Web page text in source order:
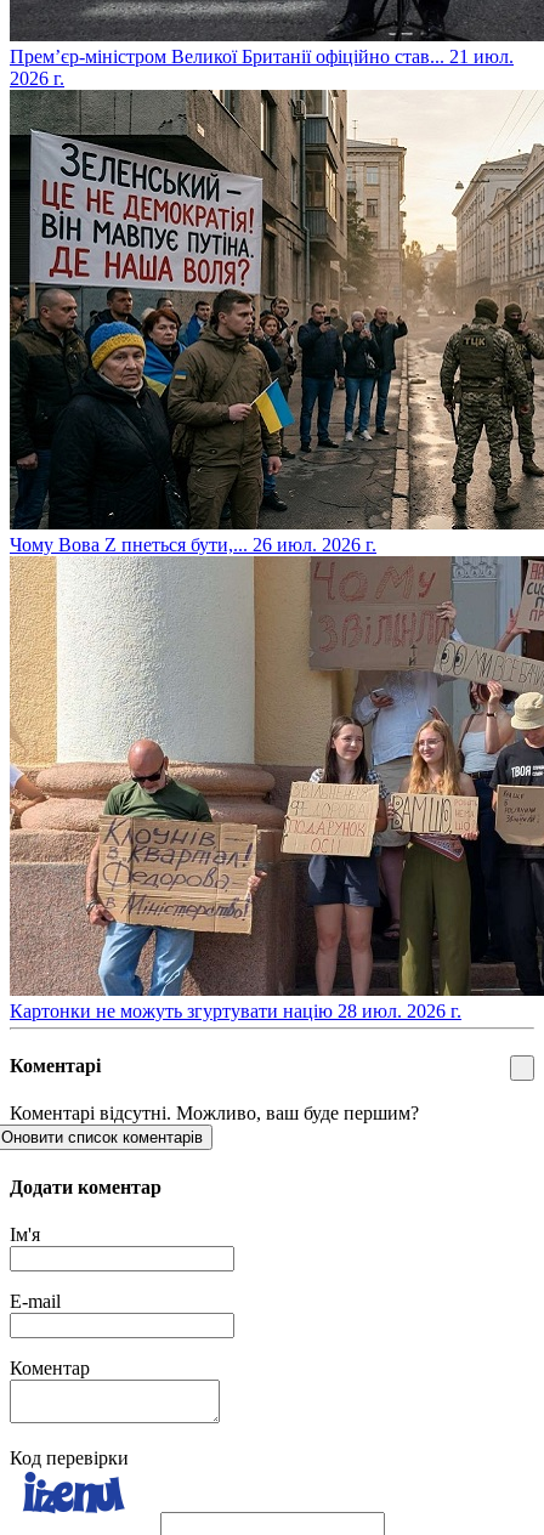
​Прем’єр-міністром Великої Британії офіційно став... 21 июл.
2026 г.
​Чому Вова Z пнеться бути,... 26 июл. 2026 г.
​Картонки не можуть згуртувати націю 28 июл. 2026 г.
Коментарі
Коментарі відсутні. Можливо, ваш буде першим?
Оновити список коментарів
Додати коментар
Ім'я
E-mail
Коментар
Код перевірки